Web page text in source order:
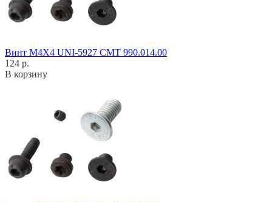
Винт M4X4 UNI-5927 CMT 990.014.00
124 р.
В корзину